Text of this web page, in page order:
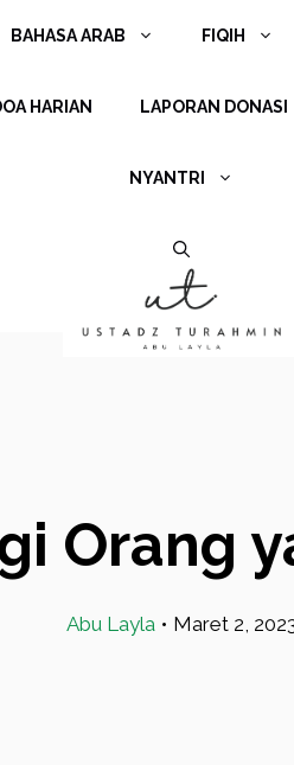
BAHASA ARAB FIQIH
HARIAN LAPORAN DONASI
NYANTRI
Orang
Abu Layla • Maret 2,